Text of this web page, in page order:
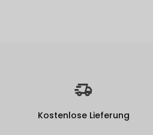
Kostenlose Lieferung